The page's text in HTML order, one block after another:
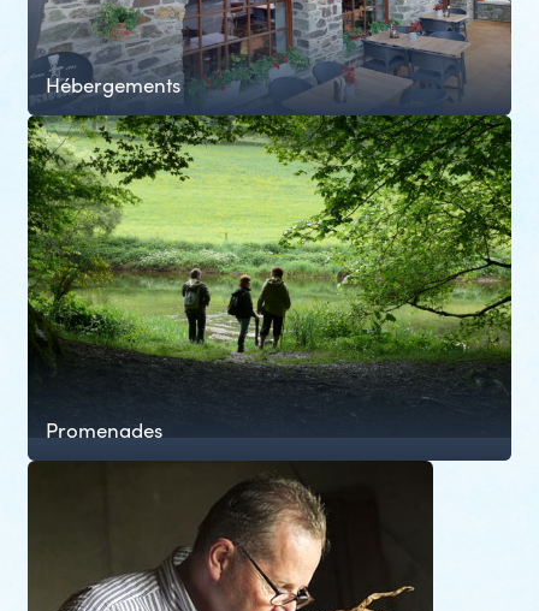
Hébergements
Promenades